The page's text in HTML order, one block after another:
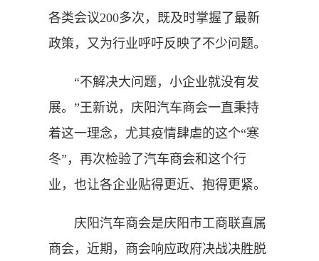
各类会议200多次，既及时掌握了最新
政策，又为行业呼吁反映了不少问题。
“不解决大问题，小企业就没有发
展。”王新说，庆阳汽车商会一直秉持
着这一理念，尤其疫情肆虐的这个“寒
冬”，再次检验了汽车商会和这个行
业，也让各企业贴得更近、抱得更紧。
庆阳汽车商会是庆阳市工商联直属
商会，近期，商会响应政府决战决胜脱